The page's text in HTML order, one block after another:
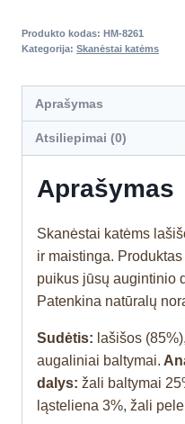
Produkto kodas: HM-8261
Kategorija: Skanėstai katėms
Aprašymas
Atsiliepimai (0)
Aprašymas
Skanėstai katėms
ir maistinga.
puikus jūsų augintinio
Patenkina natūralų
Sudėtis: lašišos
augaliniai baltymai.
dalys: žali baltymai
ląsteliena 3%, žali